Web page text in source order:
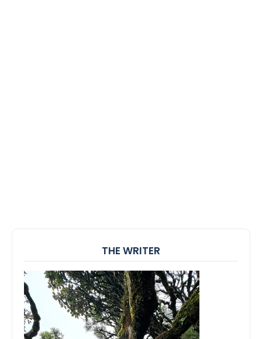
THE WRITER